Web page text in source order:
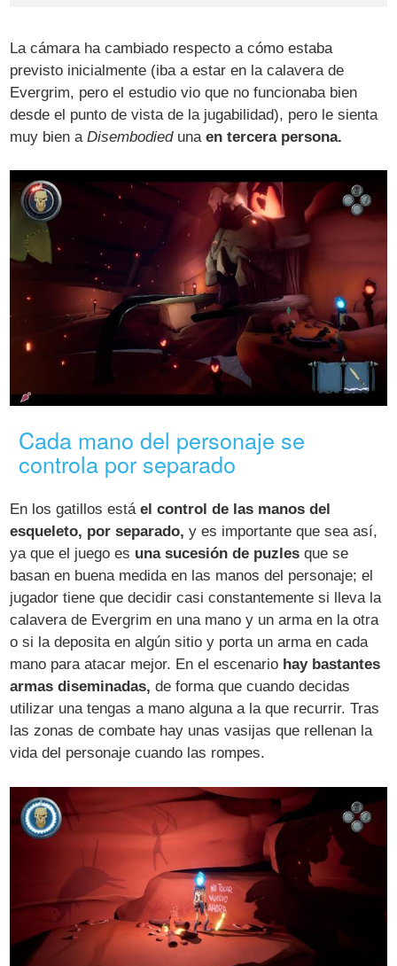
La cámara ha cambiado respecto a cómo estaba
previsto inicialmente (iba a estar en la calavera de
Evergrim, pero el estudio vio que no funcionaba bien
desde el punto de vista de la jugabilidad), pero le sienta
muy bien aDisembodiedunaen tercera persona.
Cada mano del personaje se
controla por separado
En los gatillos estáel control de las manos del
esqueleto, por separado, y es importante que sea así,
ya que el juego es una sucesión de puzles que se
basan en buena medida en las manos del personaje; el
jugador tiene que decidir casi constantemente si lleva la
calavera de Evergrim en una mano y un arma en la otra
o si la deposita en algún sitio y porta un arma en cada
mano para atacar mejor. En el escenario hay bastantes
armas diseminadas, de forma que cuando decidas
utilizar una tengas a mano alguna a la que recurrir. Tras
las zonas de combate hay unas vasijas que rellenan la
vida del personaje cuando las rompes.